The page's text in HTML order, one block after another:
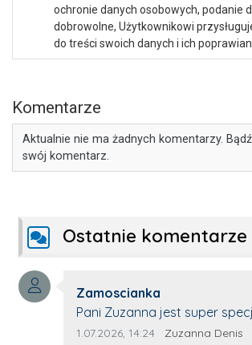
ochronie danych osobowych, podanie
dobrowolne, Użytkownikowi
do treści swoich danych i ich
Komentarze
Aktualnie nie ma żadnych komentarzy.
swój komentarz.
Ostatnie komentarze
Autor komentarza:
Zamoscianka
Treść komentarza:
Pani Zuzanna jest super
Korzystamy z moim pieskiem z jej pomocy
Data dodania komentarza:
1.07.2026, 14:24 Źródło
Zuzanna Denis